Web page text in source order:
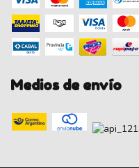
Medios de envío